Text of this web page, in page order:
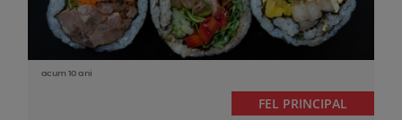
acum 10 ani
FEL PRINCIPAL